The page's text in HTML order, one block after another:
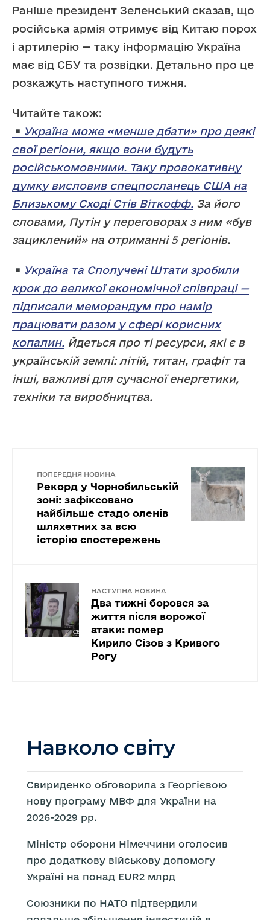
Раніше президент Зеленський сказав, що
російська армія отримує від Китаю порох
і артилерію — таку інформацію Україна
має від СБУ та розвідки. Детально про це
розкажуть наступного тижня.
Читайте також:
Україна може «менше дбати» про деякі
свої регіони, якщо вони будуть
російськомовними. Таку провокативну
думку висловив спецпосланець США на
Близькому Сході Стів Віткофф. За його
словами, Путін у переговорах з ним «був
зациклений» на отриманні 5 регіонів.
Україна та Сполучені Штати зробили
крок до великої економічної співпраці —
підписали меморандум про намір
працювати разом у сфері корисних
копалин. Йдеться про ті ресурси, які є в
українській землі: літій, титан, графіт та
інші, важливі для сучасної енергетики,
техніки та виробництва.
ПОПЕРЕДНЯ НОВИНА
Рекорд у Чорнобильській
зоні: зафіксовано
найбільше стадо оленів
шляхетних за всю
історію спостережень
НАСТУПНА НОВИНА
Два тижні боровся за
життя після ворожої
атаки: помер
Кирило Сізов з Кривого
Рогу
Навколо світу
Свириденко обговорила з Георгієвою
нову програму МВФ для України на
2026-2029 рр.
Міністр оборони Німеччини оголосив
про додаткову військову допомогу
Україні на понад EUR2 млрд
Союзники по НАТО підтвердили